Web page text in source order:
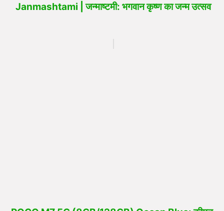
Janmashtami | जन्माष्टमी: भगवान कृष्ण का जन्म उत्सव